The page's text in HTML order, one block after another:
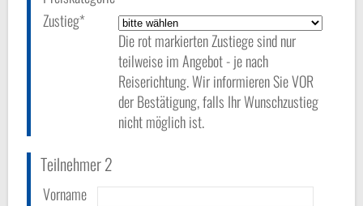
Zustieg*
Die rot markierten Zustiege sind nur
teilweise im Angebot - je nach
Reiserichtung. Wir informieren Sie VOR
der Bestätigung, falls Ihr Wunschzustieg
nicht möglich ist.
Teilnehmer 2
Vorname